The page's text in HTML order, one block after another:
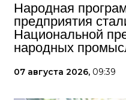
Народная
предприятия
Национальной
народных
07 августа 2026, 09:39